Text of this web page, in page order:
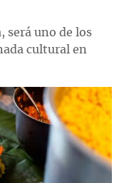
será uno de los
cultural en